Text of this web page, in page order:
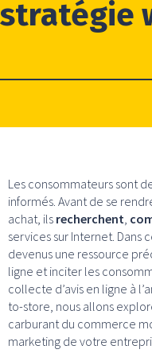
stratégie
Les consommateurs sont
informés. Avant de se
achat, ils recherchent
services sur Internet. Dans
devenus une ressource
ligne et inciter les
collecte d’avis en ligne à
to-store, nous allons
carburant du commerce
marketing de votre